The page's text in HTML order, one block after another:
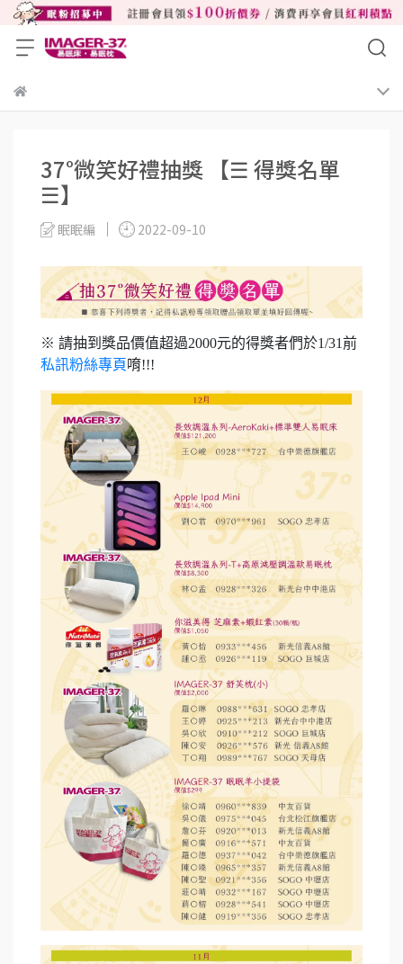
37°微笑好禮抽獎 【☰ 得獎名單
☰】
眠眠編 2022-09-10
※ 請抽到獎品價值超過2000元的得獎者們於1/31前
私訊粉絲專頁 唷!!!